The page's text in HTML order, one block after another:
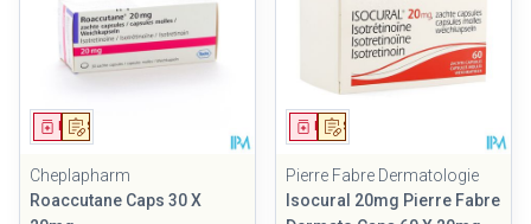
Sur prescription
Médicament
Cheplapharm
Roaccutane Caps 30 X
Sur prescription
Médicament
Pierre Fabre Dermatologie
Isocural 20mg Pierre Fabre